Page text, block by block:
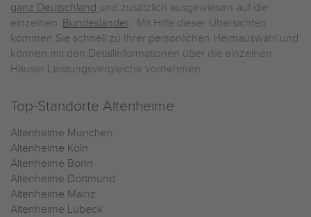
ganz Deutschland und zusätzlich ausgewiesen auf die
einzelnen Bundesländer. Mit Hilfe dieser Übersichten
kommen Sie schnell zu Ihrer persönlichen Heimauswahl und
können mit den Detailinformationen über die einzelnen
Häuser Leistungsvergleiche vornehmen.
Top-Standorte Altenheime
Altenheime München
Altenheime Köln
Altenheime Bonn
Altenheime Dortmund
Altenheime Mainz
Altenheime Lübeck